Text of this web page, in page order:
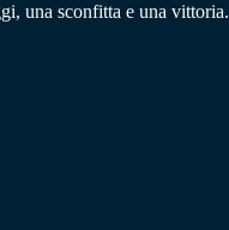
una sconfitta e una vittoria.